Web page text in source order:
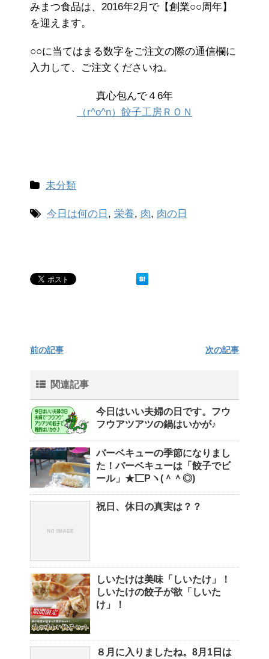
みまつ食品は、2016年2月で【創業○○周年】
を迎えます。
○○に当てはまる数字をご注文の際の通信欄に
入力して、ご注文くださいね。
真心包んで４6年
（r^o^n）餃子工房ＲＯＮ
未分類
今日は何の日 , 栄養, 肉, 肉の日
前の記事 次の記事
関連記事
今日はいい夫婦の日です。フウ
フウアツアツの鍋はいかが♪
バーベキューの季節になりまし
た！バーベキューは「餃子でビ
ール」★匸Pヽ(＾＾◎)
祝日、休日の真実は？？
しいたけは美味「しいたけ」！
しいたけの餃子が欲「しいた
け」！
８月に入りましたね。8月1日は